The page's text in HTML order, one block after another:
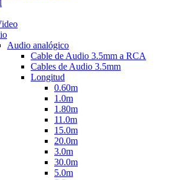
Audio analógico
Cable de Audio 3.5mm a RCA
Cables de Audio 3.5mm
Longitud
0.60m
1.0m
1.80m
11.0m
15.0m
20.0m
3.0m
30.0m
5.0m